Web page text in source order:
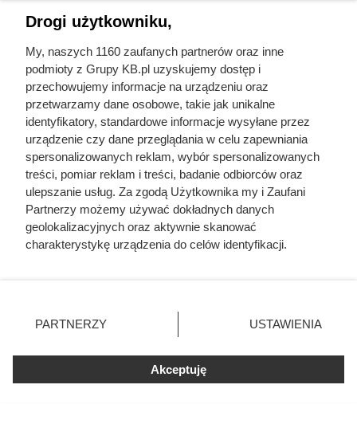
Czytaj także:
Beton komórkowy czy ceramika? Zapytaliśmy
murarzy, co wybraliby do swojego domu
cenie może zaskoczyć inwestorów
Ile wełny potrzeba na poddasze? Ten prosty błąd
może kosztować całą paletę
Drogi użytkowniku,
My, naszych 1160 zaufanych partnerów oraz inne
podmioty z Grupy KB.pl uzyskujemy dostęp i
przechowujemy informacje na urządzeniu oraz
przetwarzamy dane osobowe, takie jak unikalne
identyfikatory, standardowe informacje wysyłane przez
urządzenie czy dane przeglądania w celu zapewniania
spersonalizowanych reklam, wybór spersonalizowanych
treści, pomiar reklam i treści, badanie odbiorców oraz
ulepszanie usług. Za zgodą Użytkownika my i Zaufani
Partnerzy możemy używać dokładnych danych
geolokalizacyjnych oraz aktywnie skanować
charakterystykę urządzenia do celów identyfikacji.
zmienić/wycofać klikając przycisk ustawień prywatności
znajdujący się w lewym dolnym rogu strony. Niektóre
użytkownika, ale masz prawo sprzeciwić się takiemu
przetwarzaniu. Preferencje będą miały zastosowania tylko
PARTNERZY USTAWIENIA
Akceptuję